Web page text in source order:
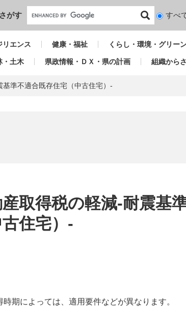
本文へ
がす
検
対
すべ
リエンス 健康・福祉 くらし・環境・グリー
・土木 県政情報・ＤＸ・県の計画 組織から
準不適合既存住宅（中古住宅）-
取得税の軽減-耐震基
古住宅）-
期によっては、適用要件などが異なります。